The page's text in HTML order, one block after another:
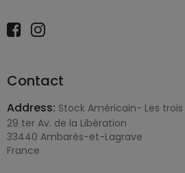
Contact
Address: Stock Américain- Les
29 ter Av. de la Libération
33440 Ambarès-et-Lagrave
France